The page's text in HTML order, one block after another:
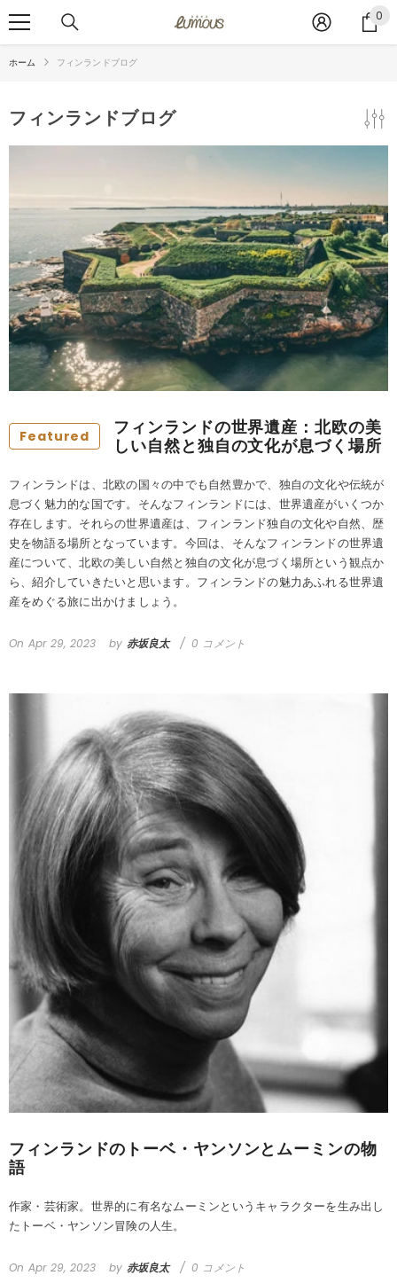
コンテンツへスキップ 0
ホーム フィンランドブログ
フィンランドブログ
Featured
フィンランドの世界遺産：北欧の美
しい自然と独自の文化が息づく場所
フィンランドは、北欧の国々の中でも自然豊かで、独自の文化や伝統が
息づく魅力的な国です。そんなフィンランドには、世界遺産がいくつか
存在します。それらの世界遺産は、フィンランド独自の文化や自然、歴
史を物語る場所となっています。今回は、そんなフィンランドの世界遺
産について、北欧の美しい自然と独自の文化が息づく場所という観点か
ら、紹介していきたいと思います。フィンランドの魅力あふれる世界遺
産をめぐる旅に出かけましょう。
On Apr 29, 2023 by 赤坂良太 0 コメント
フィンランドのトーベ・ヤンソンとムーミンの物
語
作家・芸術家。世界的に有名なムーミンというキャラクターを生み出し
たトーベ・ヤンソン冒険の人生。
On Apr 29, 2023 by 赤坂良太 0 コメント